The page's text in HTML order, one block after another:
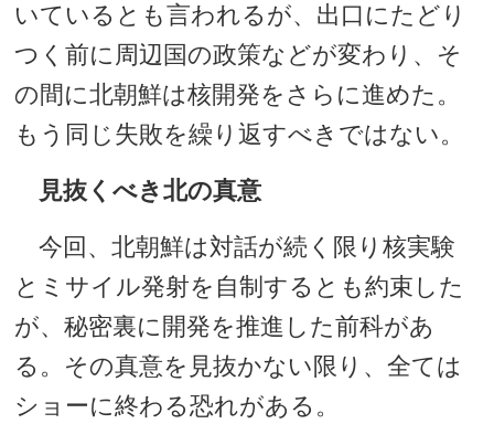
いているとも言われるが、出口にたどり
つく前に周辺国の政策などが変わり、そ
の間に北朝鮮は核開発をさらに進めた。
もう同じ失敗を繰り返すべきではない。
見抜くべき北の真意
今回、北朝鮮は対話が続く限り核実験
とミサイル発射を自制するとも約束した
が、秘密裏に開発を推進した前科があ
る。その真意を見抜かない限り、全ては
ショーに終わる恐れがある。